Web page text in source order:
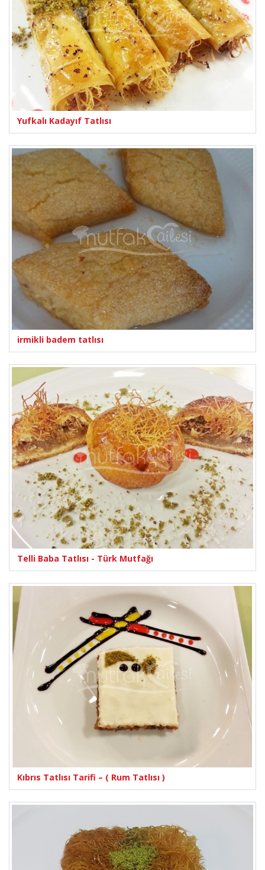
Yufkalı Kadayıf Tatlısı
irmikli badem tatlısı
Telli Baba Tatlısı - Türk Mutfağı
Kıbrıs Tatlısı Tarifi – ( Rum Tatlısı )